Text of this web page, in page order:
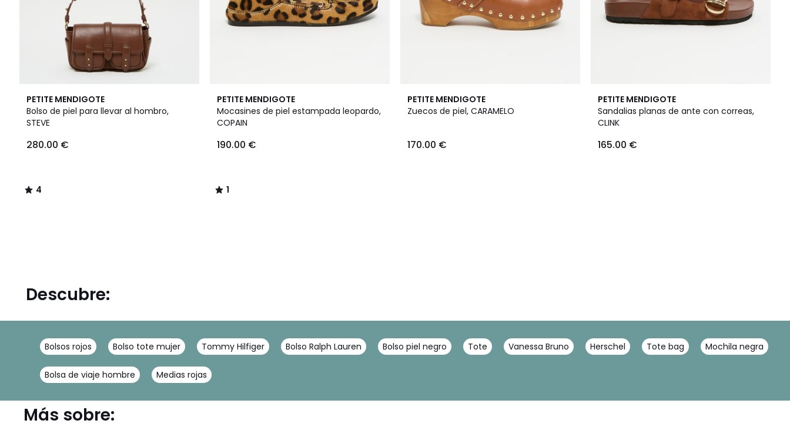
PETITE MENDIGOTE
Bolso de piel para llevar al hombro,
STEVE
280.00 €
4
/
5
4
/
PETITE MENDIGOTE
Mocasines de piel estampada leopardo,
COPAIN
190.00 €
1
/
5
1
/
PETITE MENDIGOTE
Zuecos de piel, CARAMELO
170.00 €
PETITE MENDIGOTE
Sandalias planas de ante con correas,
CLINK
165.00 €
Descubre:
Bolsos rojos Bolso tote mujer Tommy Hilfiger Bolso Ralph Lauren Bolso piel negro Tote Vanessa Bruno Herschel Tote bag Mochila negra
Bolsa de viaje hombre Medias rojas
Más sobre: